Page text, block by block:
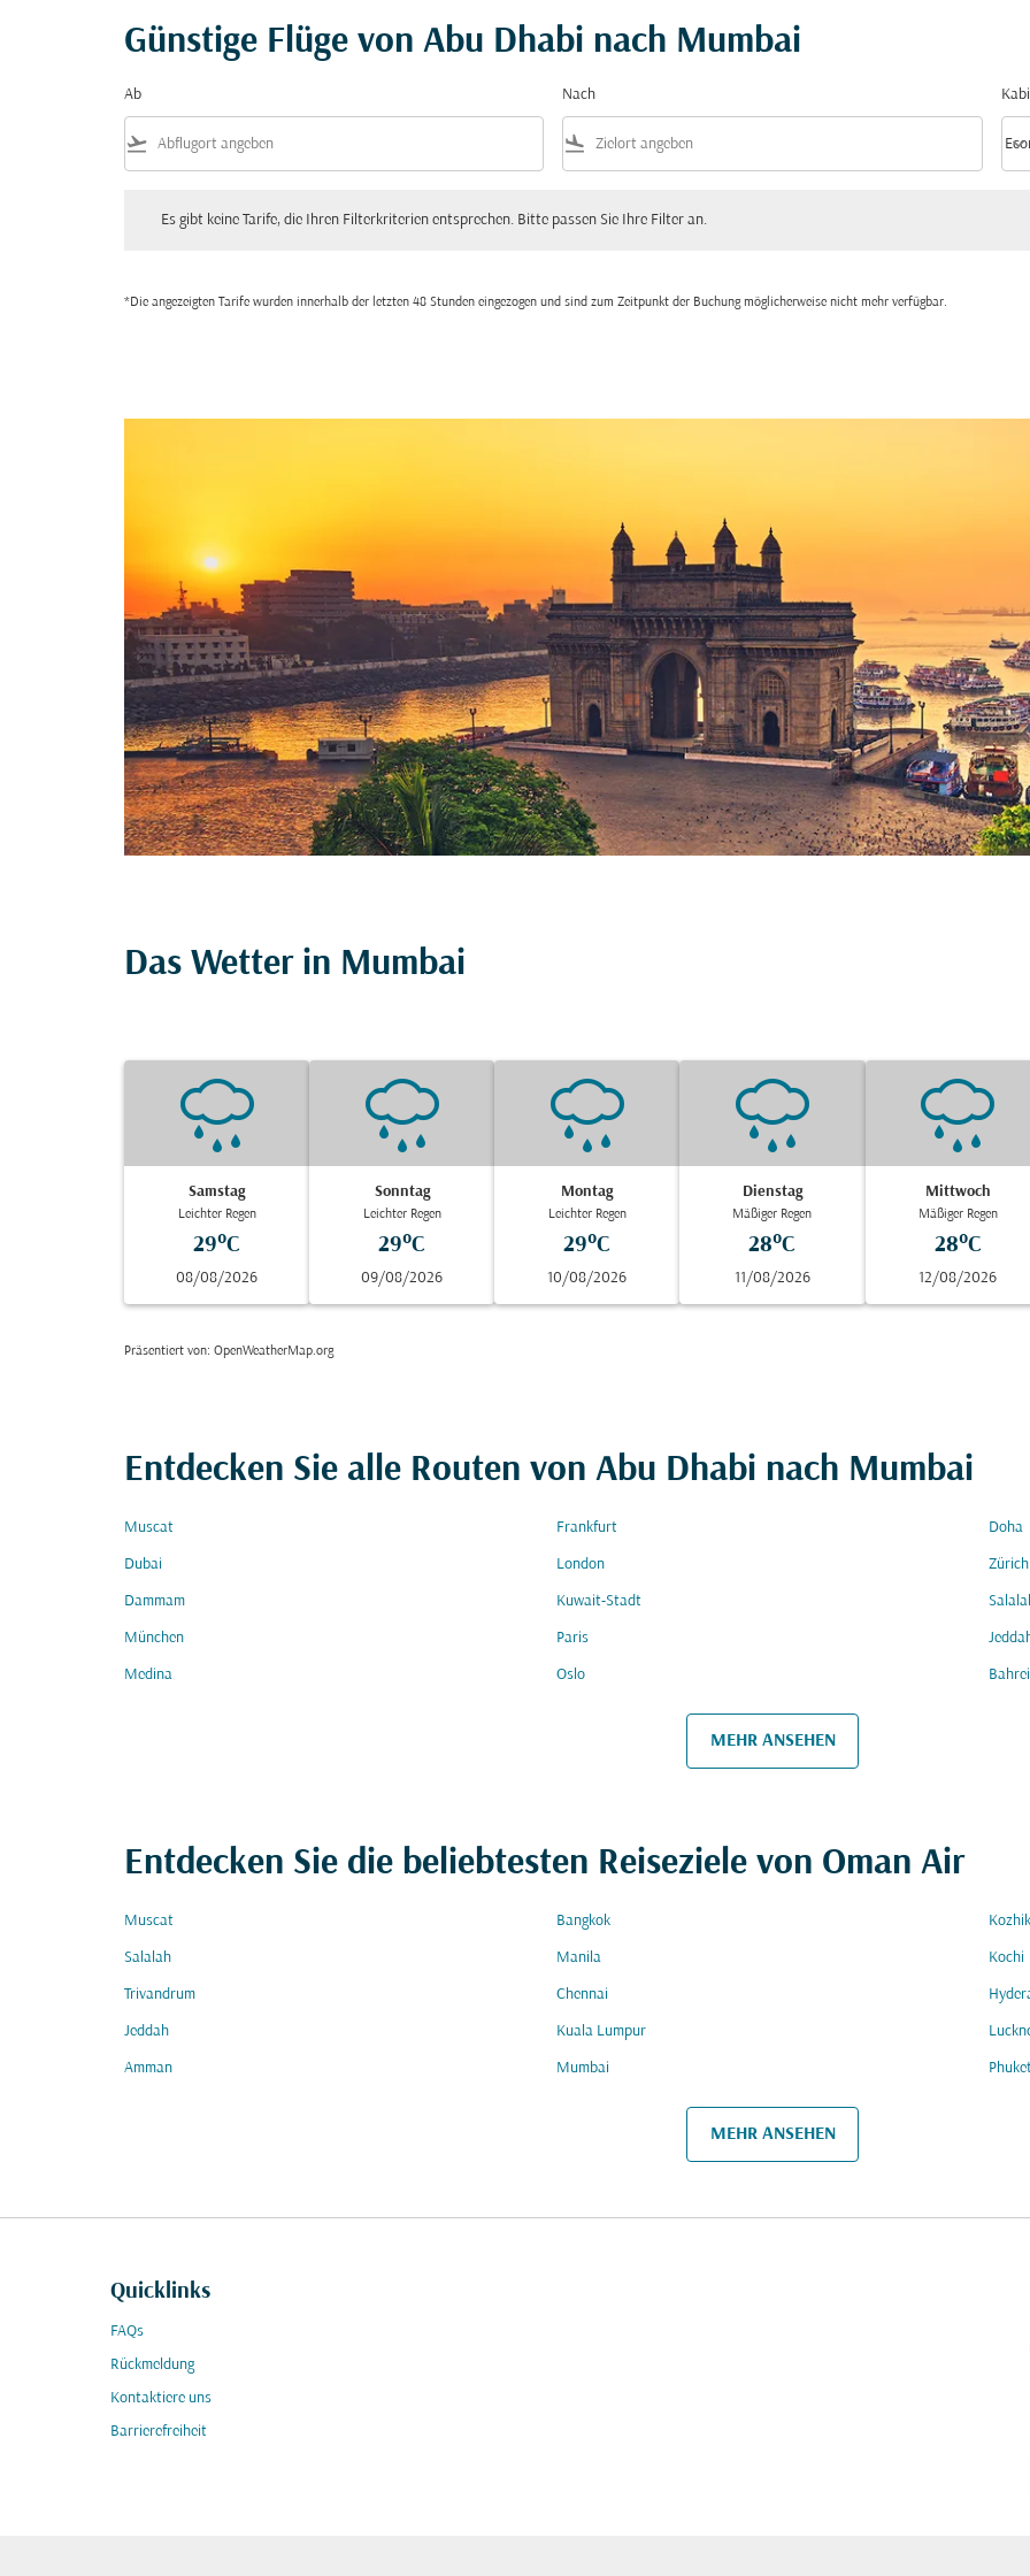
Günstige Flüge von Abu Dhabi nach Mumbai
Ab
flight_takeoff
Nach
flight_land keyboard_arrow_down
Es gibt keine Tarife, die Ihren Filterkriterien entsprechen. Bitte passen Sie Ihre Filter an.
*Die angezeigten Tarife wurden innerhalb der letzten 48 Stunden eingezogen und sind zum Zeitpunkt der Buchung möglicherweise nicht mehr verfügbar.
Das Wetter in Mumbai
Samstag
Leichter Regen
29°C
08/08/2026
Sonntag
Leichter Regen
29°C
09/08/2026
Montag
Leichter Regen
29°C
10/08/2026
Dienstag
Mäßiger Regen
28°C
11/08/2026
Mittwoch
Mäßiger Regen
28°C
12/08/2026
Präsentiert von: OpenWeatherMap.org
Entdecken Sie alle Routen von Abu Dhabi nach Mumbai
Muscat Frankfurt Doha
Dubai London Zürich
Dammam Kuwait-Stadt
München Paris
Medina Oslo
MEHR ANSEHEN
Entdecken Sie die beliebtesten Reiseziele von Oman Air
Muscat Bangkok
Salalah Manila Kochi
Trivandrum Chennai
Jeddah Kuala Lumpur
Amman Mumbai
MEHR ANSEHEN
Quicklinks
FAQs
Rückmeldung
Kontaktiere uns
Barrierefreiheit